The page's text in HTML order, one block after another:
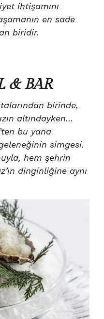
ihtişamını
en sade
biridir.
& BAR
birinde,
altındayken…
bu yana
simgesi.
hem şehrin
dinginliğine aynı